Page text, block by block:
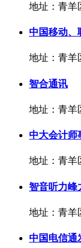
地址：青羊
中国移动、
地址：青羊
智合通讯
地址：青羊
中大会计师
地址：青羊
智音听力峰
地址：青羊
中国电信通